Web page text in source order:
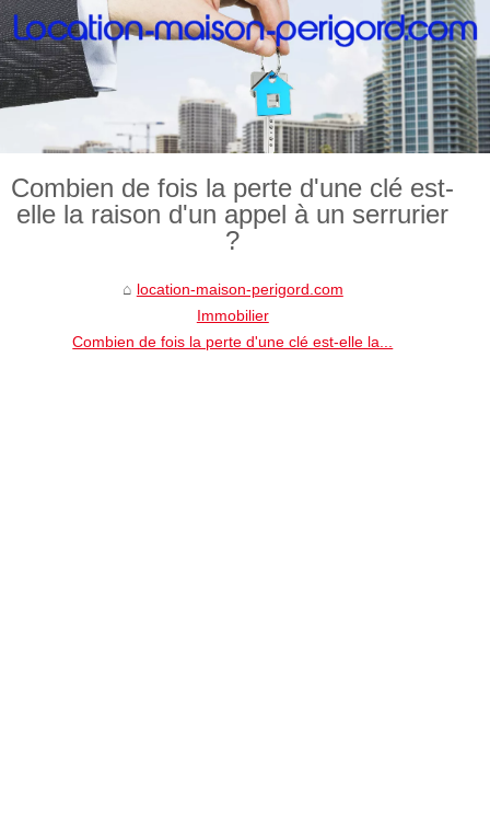
Combien de fois la perte d'une clé est-
elle la raison d'un appel à un serrurier
?
location-maison-perigord.com
Immobilier
Combien de fois la perte d'une clé est-elle la...